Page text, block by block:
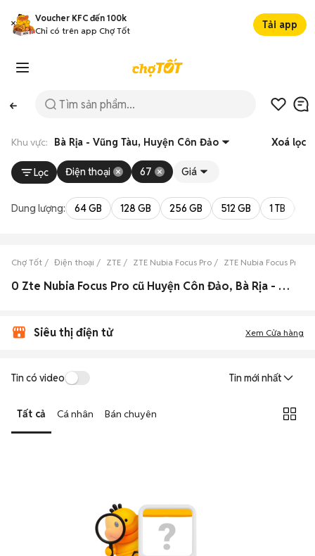
Voucher KFC đến 100k
Chỉ có trên app Chợ Tốt
Tải app
Khu vực: Bà Rịa - Vũng Tàu, Huyện Côn Đảo Xoá lọc
Lọc Điện thoại 67 Giá
Dung lượng: 64 GB 128 GB 256 GB 512 GB 1 TB
Chợ Tốt Điện thoại ZTE ZTE Nubia Focus Pro ZTE Nubia Focus Pro
0 Zte Nubia Focus Pro cũ Huyện Côn Đảo, Bà Rịa - Vũng Tàu đẹp
Siêu thị điện tử Xem Cửa hàng
Tin có video Tin mới nhất
Tất cả Cá nhân Bán chuyên